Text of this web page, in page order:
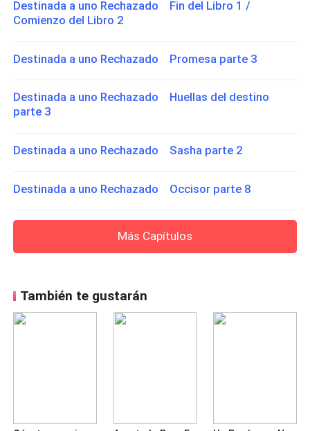
Destinada a uno Rechazado Fin del Libro 1 /
Comienzo del Libro 2
Destinada a uno Rechazado Promesa parte 3
Destinada a uno Rechazado Huellas del destino
parte 3
Destinada a uno Rechazado Sasha parte 2
Destinada a uno Rechazado Occisor parte 8
Más Capítulos
También te gustarán